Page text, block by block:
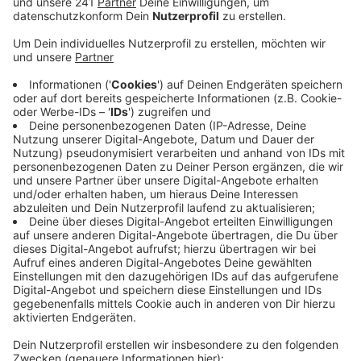
sicherstellen. Das Projekt ist bald in den letzten
Im nächsten Frühjahr soll der letzte Bauabschnitt
starten, bestätigt der Betriebsleiter des
Wasserverbands Oleftal. Es geht um knapp 14
Kilometer Leitung zwischen dem südlichsten
Punkt des Kreises Euskirchen bis nach Hellenthal-
Giescheid. Durch die Pipeline sollen im Jahr eine
Milliarde Liter Wasser fließen. Quasi der
Überschuss der Oleftalsperre. Der Verband betont
aber, dass das Wasser bei Bedarf auch in die
andere Richtung fließt - nämlich aus der Südeifel
nach Hellenthal.
Der Bau wäre schon fertig, hätte es keine
Verzögerungen bei den Genehmigungen gegeben.
Veröffentlicht: Montag, 28.09.2020 15:50